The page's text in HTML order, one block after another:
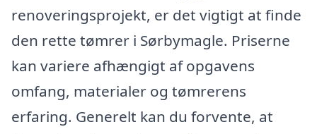
renoveringsprojekt, er det vigtigt at finde
den rette tømrer i Sørbymagle. Priserne
kan variere afhængigt af opgavens
omfang, materialer og tømrerens
erfaring. Generelt kan du forvente, at